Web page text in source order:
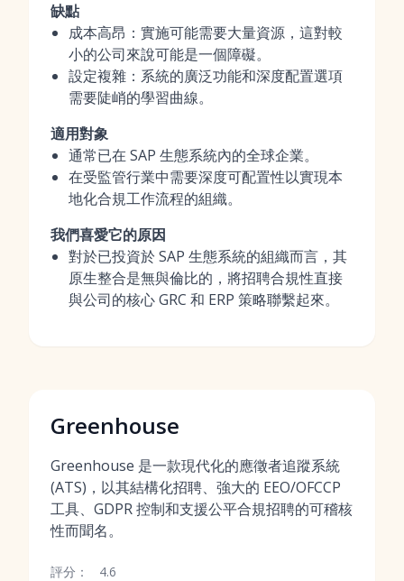
缺點
成本高昂：實施可能需要大量資源，這對較
小的公司來說可能是一個障礙。
設定複雜：系統的廣泛功能和深度配置選項
需要陡峭的學習曲線。
適用對象
通常已在 SAP 生態系統內的全球企業。
在受監管行業中需要深度可配置性以實現本
地化合規工作流程的組織。
我們喜愛它的原因
對於已投資於 SAP 生態系統的組織而言，其
原生整合是無與倫比的，將招聘合規性直接
與公司的核心 GRC 和 ERP 策略聯繫起來。
Greenhouse
Greenhouse 是一款現代化的應徵者追蹤系統
(ATS)，以其結構化招聘、強大的 EEO/OFCCP
工具、GDPR 控制和支援公平合規招聘的可稽核
性而聞名。
評分： 4.6